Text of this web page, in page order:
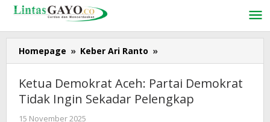
Lewati
konten
Homepage » Keber Ari Ranto »
Demokrat
Partai
Demokrat
Ketua Demokrat Aceh: Partai Demokrat
Tidak Ingin Sekadar Pelengkap
15 November 2025